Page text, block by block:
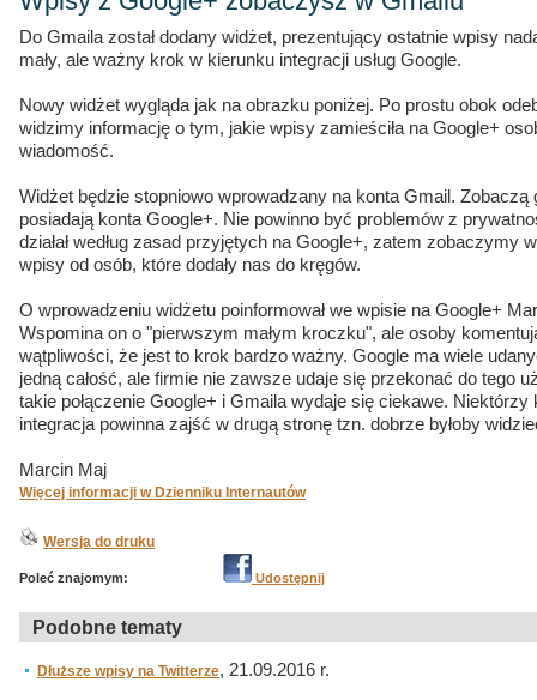
Do Gmaila został dodany widżet, prezentujący ostatnie wpisy
mały, ale ważny krok w kierunku integracji usług Google.
Nowy widżet wygląda jak na obrazku poniżej. Po prostu obok
widzimy informację o tym, jakie wpisy zamieściła na Google+
wiadomość.
Widżet będzie stopniowo wprowadzany na konta Gmail.
posiadają konta Google+. Nie powinno być problemów z
działał według zasad przyjętych na Google+, zatem zobaczymy
wpisy od osób, które dodały nas do kręgów.
O wprowadzeniu widżetu poinformował we wpisie na Google+
Wspomina on o "pierwszym małym kroczku", ale osoby
wątpliwości, że jest to krok bardzo ważny. Google ma wiele
jedną całość, ale firmie nie zawsze udaje się przekonać do tego
takie połączenie Google+ i Gmaila wydaje się ciekawe.
integracja powinna zajść w drugą stronę tzn. dobrze byłoby
Marcin Maj
Więcej informacji w Dzienniku Internautów
Wersja do druku
Poleć znajomym: Udostępnij
Podobne tematy
Dłuższe wpisy na Twitterze, 21.09.2016 r.